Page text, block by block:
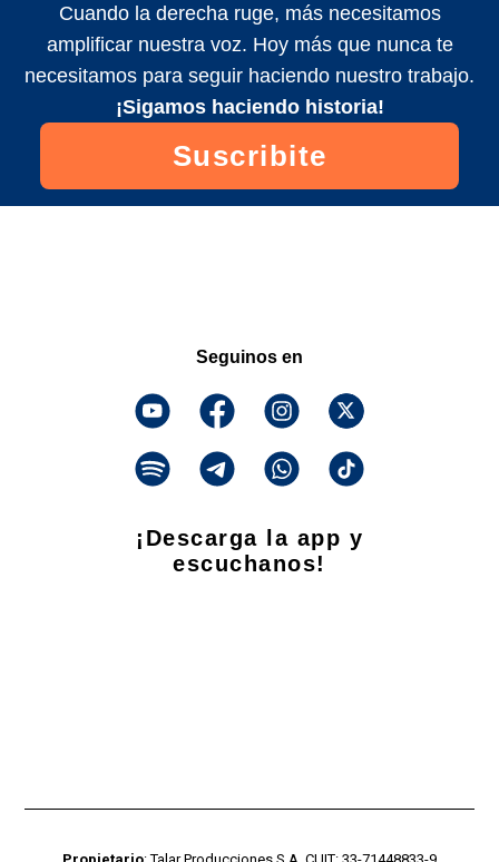
Cuando la derecha ruge, más necesitamos
amplificar nuestra voz. Hoy más que nunca te
necesitamos para seguir haciendo nuestro trabajo.
¡Sigamos haciendo historia!
Suscribite
Seguinos en
¡Descarga la app y
escuchanos!